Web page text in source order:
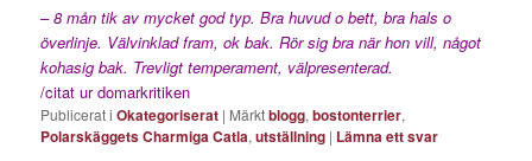
– 8 mån tik av mycket god typ. Bra huvud o bett, bra hals o
överlinje. Välvinklad fram, ok bak. Rör sig bra när hon vill, något
kohasig bak. Trevligt temperament, välpresenterad.
/citat ur domarkritiken
Publicerat i Okategoriserat | Märktblogg,bostonterrier,
Polarskäggets Charmiga Catla,utställning | Lämna ett svar